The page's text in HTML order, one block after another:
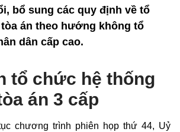
bổ sung các quy định về tổ
án theo hướng không tổ
dân cấp cao.
tổ chức hệ thống
án 3 cấp
chương trình phiên họp thứ 44, Uỷ